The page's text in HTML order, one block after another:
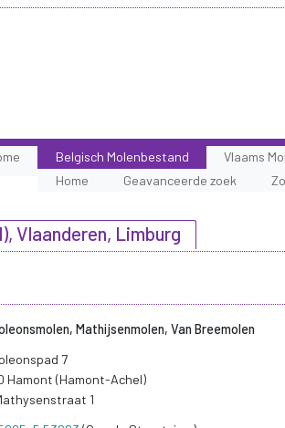
Belgisch Molenbestand
Home
Geavanceerde zoek
Vlaams
Vlaanderen, Limburg
Mathijsenmolen, Van Breemolen
7
Hamont (Hamont-Achel)
1